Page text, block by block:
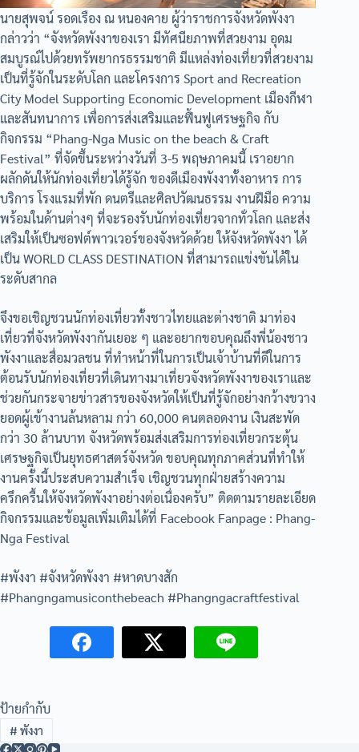
นายสุพจน์ รอดเรือง ณ หนองคาย ผู้ว่าราชการจังหวัดพังงา
กล่าวว่า “จังหวัดพังงาของเรา มีทัศนียภาพที่สวยงาม อุดม
สมบูรณ์ไปด้วยทรัพยากรธรรมชาติ มีแหล่งท่องเที่ยวที่สวยงาม
เป็นที่รู้จักในระดับโลก และโครงการ Sport and Recreation
City Model Supporting Economic Development เมืองกีฬา
และสันทนาการ เพื่อการส่งเสริมและฟื้นฟูเศรษฐกิจ กับ
กิจกรรม “Phang-Nga Music on the beach & Craft
Festival” ที่จัดขึ้นระหว่างวันที่ 3-5 พฤษภาคมนี้ เราอยาก
ผลักดันให้นักท่องเที่ยวได้รู้จัก ของดีเมืองพังงาทั้งอาหาร การ
บริการ โรงแรมที่พัก ดนตรีและศิลปวัฒนธรรม งานฝีมือ ความ
พร้อมในด้านต่างๆ ที่จะรองรับนักท่องเที่ยวจากทั่วโลก และส่ง
เสริมให้เป็นซอฟต์พาวเวอร์ของจังหวัดด้วย ให้จังหวัดพังงา ได้
เป็น WORLD CLASS DESTINATION ที่สามารถแข่งขันได้ใน
ระดับสากล
จึงขอเชิญชวนนักท่องเที่ยวทั้งชาวไทยและต่างชาติ มาท่อง
เที่ยวที่จังหวัดพังงากันเยอะ ๆ และอยากขอบคุณถึงพี่น้องชาว
พังงาและสื่อมวลชน ที่ทำหน้าที่ในการเป็นเจ้าบ้านที่ดีในการ
ต้อนรับนักท่องเที่ยวที่เดินทางมาเที่ยวจังหวัดพังงาของเราและ
ช่วยกันกระจายข่าวสารของจังหวัดให้เป็นที่รู้จักอย่างกว้างขวาง
ยอดผู้เข้างานล้นหลาม กว่า 60,000 คนตลอดงาน เงินสะพัด
กว่า 30 ล้านบาท จังหวัดพร้อมส่งเสริมการท่องเที่ยวกระตุ้น
เศรษฐกิจเป็นยุทธศาสตร์จังหวัด ขอบคุณทุกภาคส่วนที่ทำให้
งานครั้งนี้ประสบความสำเร็จ เชิญชวนทุกฝ่ายสร้างความ
ครึกครื้นให้จังหวัดพังงาอย่างต่อเนื่องครับ” ติดตามรายละเอียด
กิจกรรมและข้อมูลเพิ่มเติมได้ที่ Facebook Fanpage : Phang-
Nga Festival
#พังงา #จังหวัดพังงา #หาดบางสัก
#Phangngamusiconthebeach #Phangngacraftfestival
ป้ายกำกับ
# พังงา